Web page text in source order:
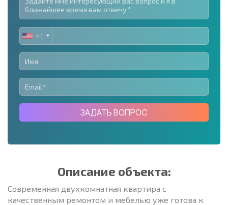
UNITED
STATES
+1
+1
ЗАДАТЬ ВОПРОС
Описание объекта:
Современная двухкомнатная квартира с
качественным ремонтом и мебелью уже готова к